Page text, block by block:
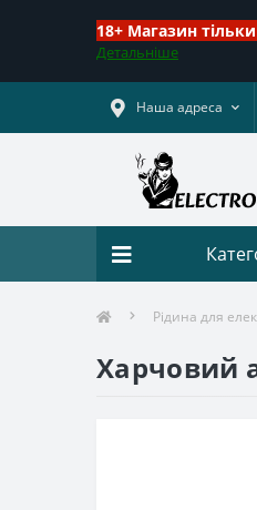
18+ Магазин
Детальніше
Наша адреса
Рідина для
Харчовий